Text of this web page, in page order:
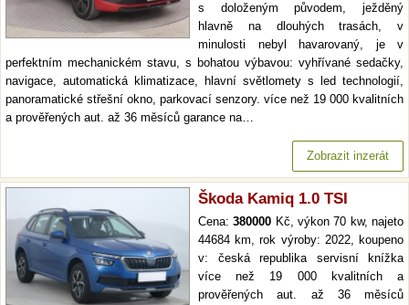
s doloženým původem, ježděný
hlavně na dlouhých trasách, v
minulosti nebyl havarovaný, je v
perfektním mechanickém stavu, s bohatou výbavou: vyhřívané sedačky,
navigace, automatická klimatizace, hlavní světlomety s led technologií,
panoramatické střešní okno, parkovací senzory. více než 19 000 kvalitních
a prověřených aut. až 36 měsíců garance na…
Zobrazit inzerát
Škoda Kamiq 1.0 TSI
Cena:380000 Kč, výkon 70 kw, najeto
44684 km, rok výroby: 2022, koupeno
v: česká republika servisní knížka
více než 19 000 kvalitních a
prověřených aut. až 36 měsíců